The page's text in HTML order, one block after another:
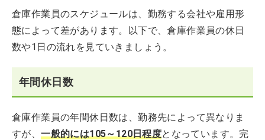
倉庫作業員のスケジュールは、勤務する会社や雇用形
態によって差があります。以下で、倉庫作業員の休日
数や1日の流れを見ていきましょう。
年間休日数
倉庫作業員の年間休日数は、勤務先によって異なりま
すが、一般的には105～120日程度となっています。完